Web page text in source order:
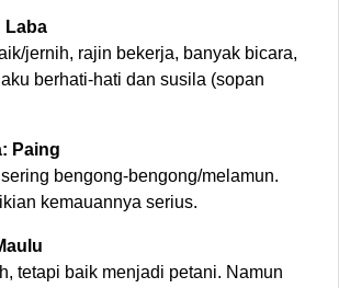
Laba
jernih, rajin bekerja, banyak bicara,
berhati-hati dan susila (sopan
Paing
bengong-bengong/melamun.
kemauannya serius.
tetapi baik menjadi petani. Namun